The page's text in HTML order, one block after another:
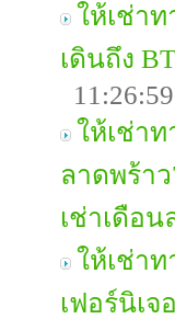
ให้เช่า
เดินถึง
11:26:59
ให้เช่า
ลาดพร้า
เช่าเดือน
ให้เช่า
เฟอร์นิเ